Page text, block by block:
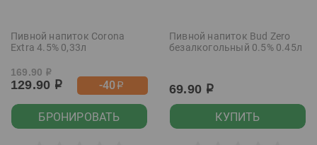
Пивной напиток Corona
Extra 4.5% 0,33л
169.90 р
129.90 р -40р
БРОНИРОВАТЬ
Пивной напиток Bud Zero
безалкогольный 0.5% 0.45л
69.90 р
КУПИТЬ